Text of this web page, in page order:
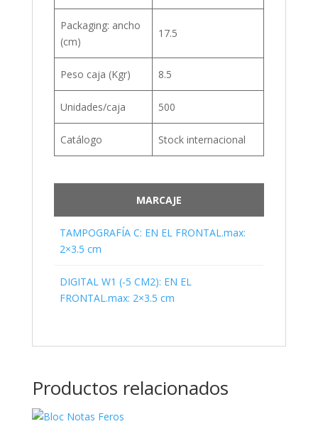
Packaging: ancho
(cm)
17.5
Peso caja (Kgr) 8.5
Unidades/caja 500
Catálogo Stock internacional
MARCAJE
TAMPOGRAFÍA C: EN EL FRONTAL.max:
2×3.5 cm
DIGITAL W1 (-5 CM2): EN EL
FRONTAL.max: 2×3.5 cm
Productos relacionados